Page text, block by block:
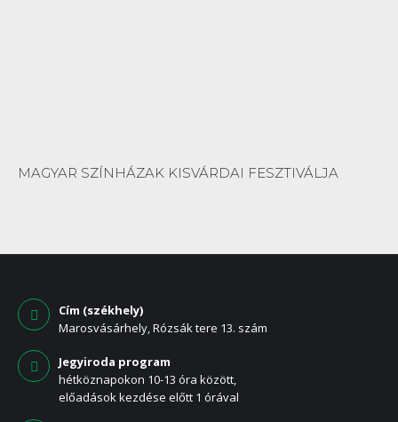
MAGYAR SZÍNHÁZAK KISVÁRDAI FESZTIVÁLJA
Cím (székhely)
Marosvásárhely, Rózsák tere 13. szám
Jegyiroda program
hétköznapokon 10-13 óra között,
előadások kezdése előtt 1 órával